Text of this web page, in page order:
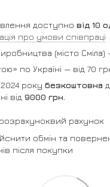
доступно від 10
про умови співпраці
(місто
по Україні — від 70
року безкоштовна
від 9000 грн.
рахунок
обмін та
після покупки